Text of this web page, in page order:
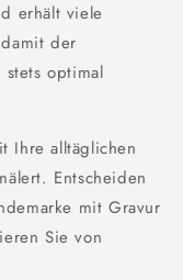
erhält viele
der
optimal
Ihre alltäglichen
Entscheiden
mit Gravur
Sie von